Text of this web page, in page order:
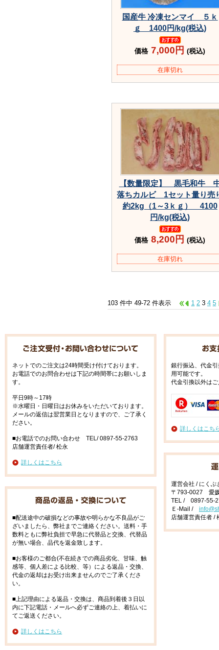
国産牛 冷凍センマイ ５ｋ
ｇ 1400円/kg(税込)
価格 7,000円 (税込)
在庫切れ
【数量限定】 黒毛和牛
落ちカルビ 1セット量り売
約2kg（1～3ｋｇ） 4100
円/kg(税込)
価格 8,200円 (税込)
在庫切れ
103 件中 49-72 件表示 1 2 3 4 5
ネットでのご注文は24時間受け付けております。
お電話でのお問合わせは下記の時間帯にお願いしま
す。
平日9時～17時
※水曜日・日曜日はお休みをいただいております。
メールの返信は翌営業日となりますので、ご了承く
ださい。
■お電話でのお問い合わせ TEL/ 0897-55-2763
店舗運営責任者/ 松永
詳しくはこちら
■配送途中の破損などの事故や明らかな不良品がご
ざいましたら、弊社までご連絡ください。送料・手
数料ともに弊社負担で早急に代替品と交換、代替品
が無い場合、品代を返金致します。
■お客様のご都合(不在続きでの商品劣化、甘味、触
感等、個人差による比較、等）による返品・交換、
代金の返却はお受け出来ませんのでご了承くださ
い。
■上記理由による返品・交換は、商品到着後３日以
内に下記電話・メールへ必ずご連絡の上、着払いに
てご返送ください。
詳しくはこちら
銀行振込、代金
用可能です。
代金引換以外は
詳しくはこち
運営会社 / にくぶ
〒793-0027 愛
TEL / 0897-55-
Ｅ-Mail /
店舗運営責任者 /